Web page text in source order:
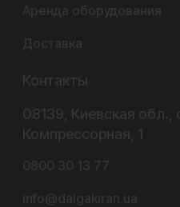
Аренда оборудования
Доставка
Контакты
08139, Киевская обл.,
Компрессорная, 1
0800 30 13 77
info@dalgakiran.ua